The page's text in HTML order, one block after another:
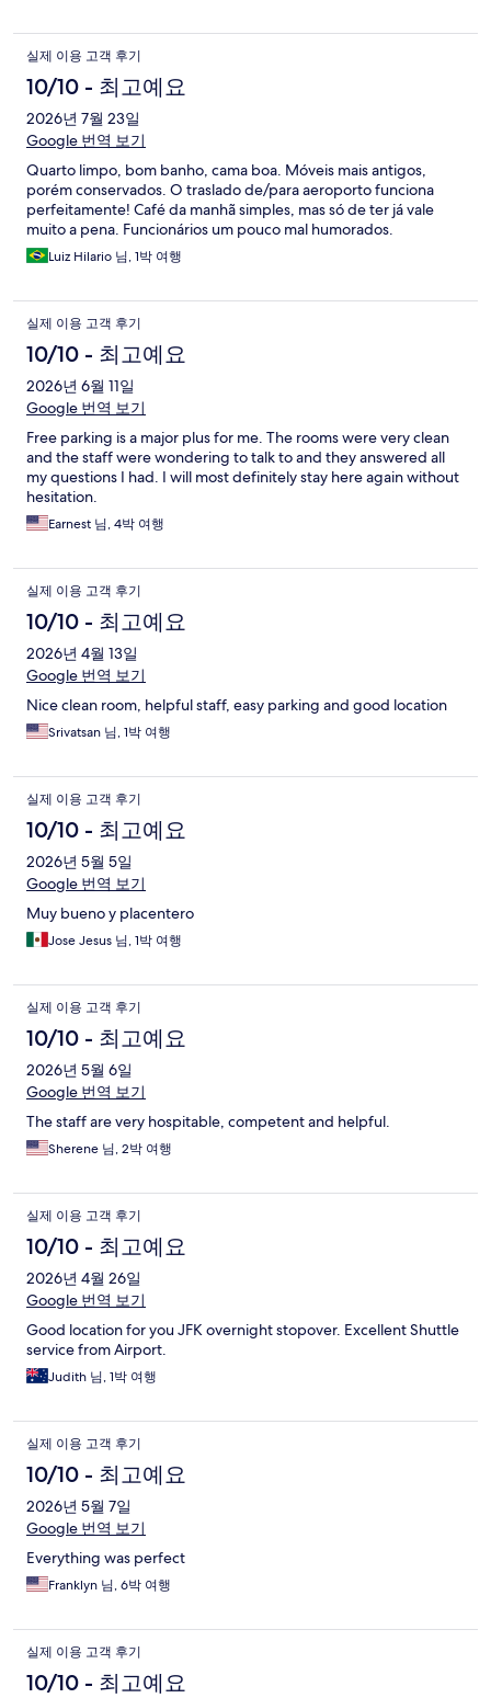
실제 이용 고객 후기
10/10 - 최고예요
2026년 7월 23일
Google 번역 보기
Quarto limpo, bom banho, cama boa. Móveis mais antigos,
porém conservados. O traslado de/para aeroporto funciona
perfeitamente! Café da manhã simples, mas só de ter já vale
muito a pena. Funcionários um pouco mal humorados.
Luiz Hilario 님, 1박 여행
실제 이용 고객 후기
10/10 - 최고예요
2026년 6월 11일
Google 번역 보기
Free parking is a major plus for me. The rooms were very clean
and the staff were wondering to talk to and they answered all
my questions I had. I will most definitely stay here again without
hesitation.
Earnest 님, 4박 여행
실제 이용 고객 후기
10/10 - 최고예요
2026년 4월 13일
Google 번역 보기
Nice clean room, helpful staff, easy parking and good location
Srivatsan 님, 1박 여행
실제 이용 고객 후기
10/10 - 최고예요
2026년 5월 5일
Google 번역 보기
Muy bueno y placentero
Jose Jesus 님, 1박 여행
실제 이용 고객 후기
10/10 - 최고예요
2026년 5월 6일
Google 번역 보기
The staff are very hospitable, competent and helpful.
Sherene 님, 2박 여행
실제 이용 고객 후기
10/10 - 최고예요
2026년 4월 26일
Google 번역 보기
Good location for you JFK overnight stopover. Excellent Shuttle
service from Airport.
Judith 님, 1박 여행
실제 이용 고객 후기
10/10 - 최고예요
2026년 5월 7일
Google 번역 보기
Everything was perfect
Franklyn 님, 6박 여행
실제 이용 고객 후기
10/10 - 최고예요